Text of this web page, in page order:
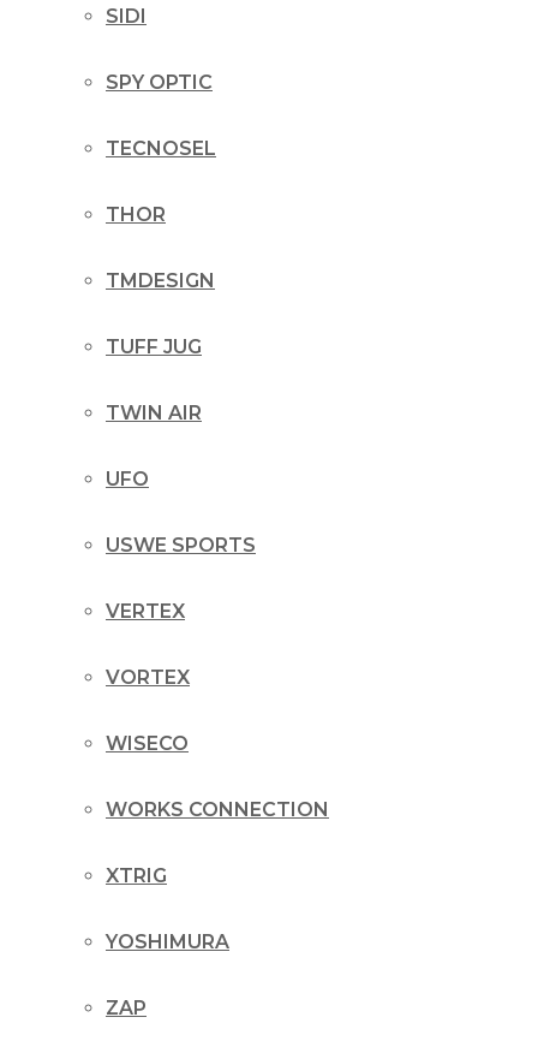
SIDI
SPY OPTIC
TECNOSEL
THOR
TMDESIGN
TUFF JUG
TWIN AIR
UFO
USWE SPORTS
VERTEX
VORTEX
WISECO
WORKS CONNECTION
XTRIG
YOSHIMURA
ZAP